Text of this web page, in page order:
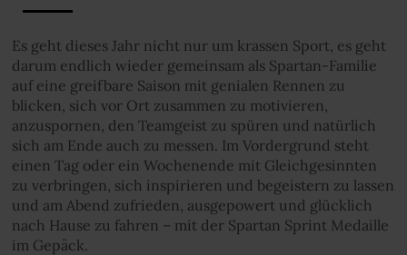
Es geht dieses Jahr nicht nur um krassen Sport, es geht
darum endlich wieder gemeinsam als Spartan-Familie
auf eine greifbare Saison mit genialen Rennen zu
blicken, sich vor Ort zusammen zu motivieren,
anzuspornen, den Teamgeist zu spüren und natürlich
sich am Ende auch zu messen. Im Vordergrund steht
einen Tag oder ein Wochenende mit Gleichgesinnten
zu verbringen, sich inspirieren und begeistern zu lassen
und am Abend zufrieden, ausgepowert und glücklich
nach Hause zu fahren – mit der Spartan Sprint Medaille
im Gepäck.